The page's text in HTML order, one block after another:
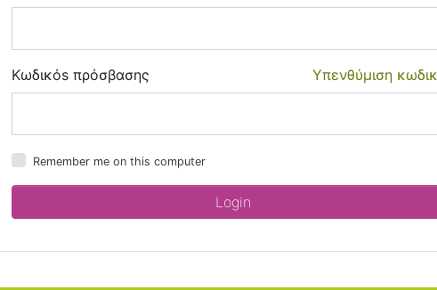
Υπενθύμιση
Κωδικόs πρόσβασης
Remember me on this computer